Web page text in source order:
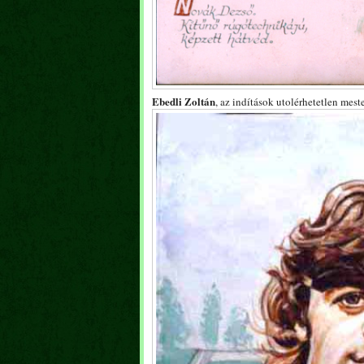
Ebedli Zoltán, az indítások utolérhetetlen